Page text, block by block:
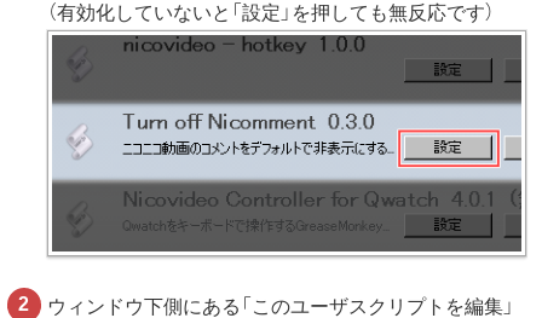
（有効化していないと「設定」を押しても無反応です）
ウィンドウ下側にある「このユーザスクリプトを編集」